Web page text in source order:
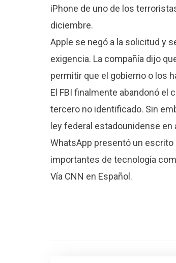
iPhone de uno de los
diciembre.
Apple se negó a la solicitud y
exigencia. La compañía dijo
permitir que el gobierno o los
El FBI finalmente abandonó el
tercero no identificado. Sin
ley federal estadounidense
WhatsApp presentó un escrito
importantes de tecnología
Vía CNN en Español.